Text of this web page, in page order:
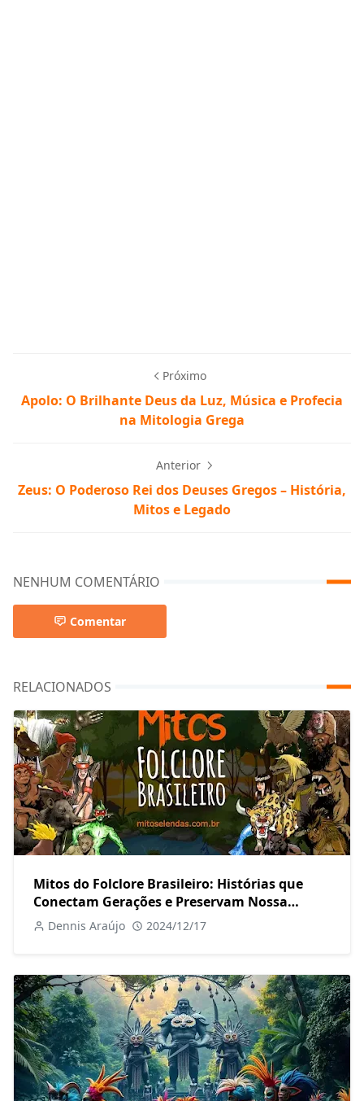
Próximo
Apolo: O Brilhante Deus da Luz, Música e Profecia
na Mitologia Grega
Anterior
Zeus: O Poderoso Rei dos Deuses Gregos – História,
Mitos e Legado
NENHUM COMENTÁRIO
Comentar
RELACIONADOS
Mitos do Folclore Brasileiro: Histórias que
Conectam Gerações e Preservam Nossa
Cultura
Dennis Araújo 2024/12/17